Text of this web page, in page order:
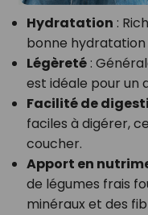
Hydratation :
bonne hydratation
Légèreté:
est idéale pour un
Facilité de
faciles à digérer,
coucher.
Apport en
de légumes frais
minéraux et des